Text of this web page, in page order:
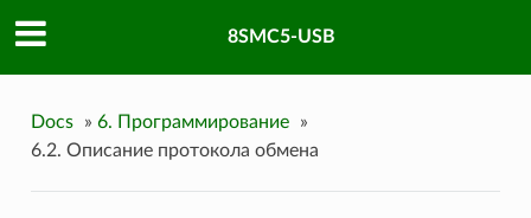
8SMC5-USB
Docs » 6. Программирование
»
6.2. Описание протокола обмена